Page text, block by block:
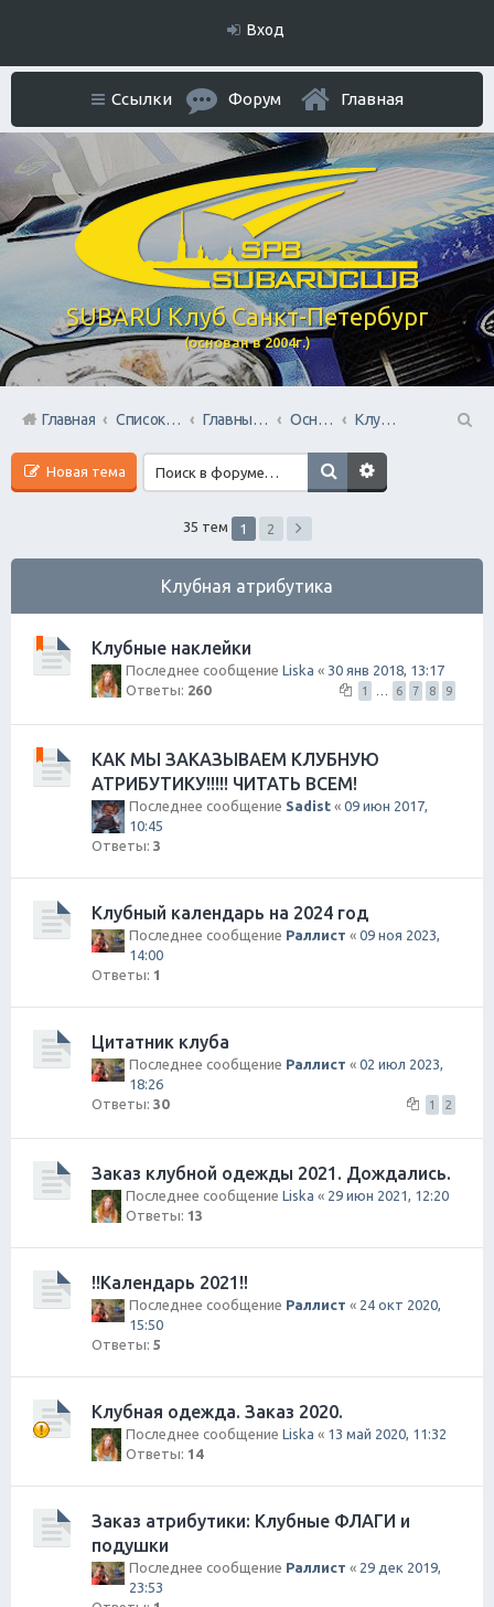
Вход
SUBARU Клуб Санкт-Петербург
(основан в 2004г.)
Ссылки Форум Главная
Главная Список форумов Главный раздел Основной форум
Клубная атрибутика
Новая тема
35 тем 1 2
Клубная атрибутика
Клубные наклейки
Последнее сообщение Liska « 30 янв 2018, 13:17
Ответы: 260 1 6 7 8 9
КАК МЫ ЗАКАЗЫВАЕМ КЛУБНУЮ
АТРИБУТИКУ!!!!! ЧИТАТЬ ВСЕМ!
Последнее сообщение Sadist « 09 июн 2017,
10:45
Ответы: 3
Клубный календарь на 2024 год
Последнее сообщение Раллист « 09 ноя 2023,
14:00
Ответы: 1
Цитатник клуба
Последнее сообщение Раллист « 02 июл 2023,
18:26
Ответы: 30 1 2
Заказ клубной одежды 2021. Дождались.
Последнее сообщение Liska « 29 июн 2021, 12:20
Ответы: 13
!!Календарь 2021!!
Последнее сообщение Раллист « 24 окт 2020,
15:50
Ответы: 5
Клубная одежда. Заказ 2020.
Последнее сообщение Liska « 13 май 2020, 11:32
Ответы: 14
Заказ атрибутики: Клубные ФЛАГИ и
подушки
Последнее сообщение Раллист « 29 дек 2019,
23:53